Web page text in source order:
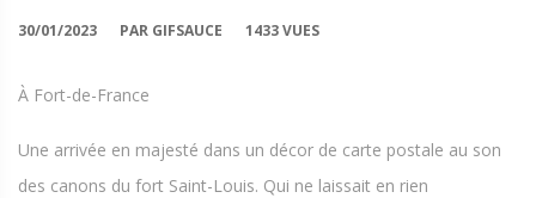
30/01/2023 PAR GIFSAUCE 1433 VUES
À Fort-de-France
Une arrivée en majesté dans un décor de carte postale au son
des canons du fort Saint-Louis. Qui ne laissait en rien